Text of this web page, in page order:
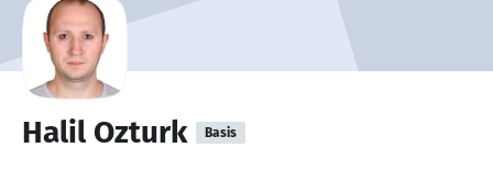
Halil Ozturk Basis